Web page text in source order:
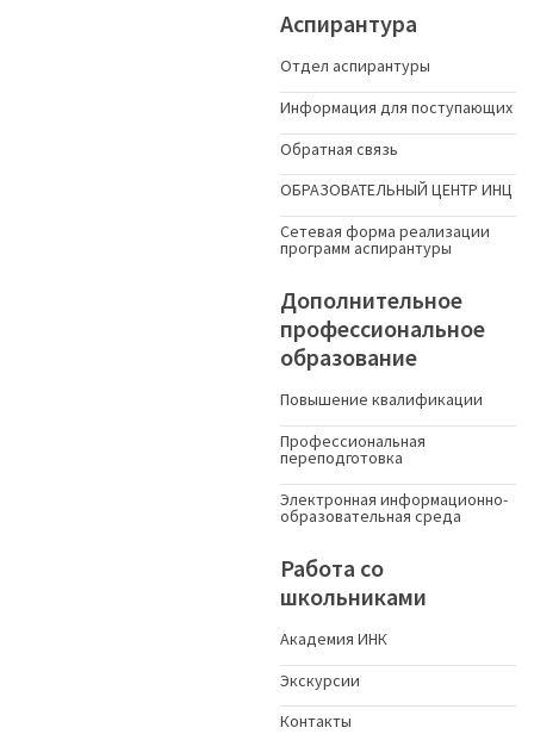
Аспирантура
Отдел аспирантуры
Информация для поступающих
Обратная связь
ОБРАЗОВАТЕЛЬНЫЙ ЦЕНТР ИНЦ
Сетевая форма реализации
программ аспирантуры
Дополнительное
профессиональное
образование
Повышение квалификации
Профессиональная
переподготовка
Электронная информационно-
образовательная среда
Работа со
школьниками
Академия ИНК
Экскурсии
Контакты